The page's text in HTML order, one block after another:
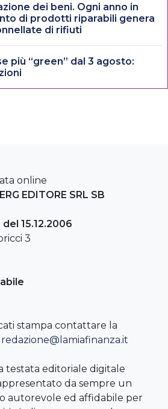
dei beni. Ogni anno in
di prodotti riparabili genera
di rifiuti
più “green” dal 3 agosto:
online
EDITORE SRL SB
15.12.2006
3
stampa contattare la
redazione@lamiafinanza.it
testata editoriale digitale
da sempre un
autorevole ed affidabile per